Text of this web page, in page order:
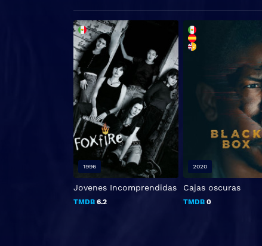
Jovenes Incomprendidas
TMDB 6.2
1996
Cajas oscuras
TMDB 0
2020